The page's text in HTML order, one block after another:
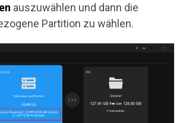
auszuwählen und dann die
Partition zu wählen.